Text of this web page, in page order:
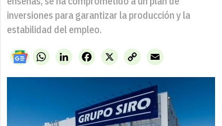
inversiones para garantizar la producción y la
estabilidad del empleo.
WhatsAppLinkedIn X
Facebook
Copy
Link
Email